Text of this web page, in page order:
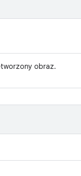
obraz.